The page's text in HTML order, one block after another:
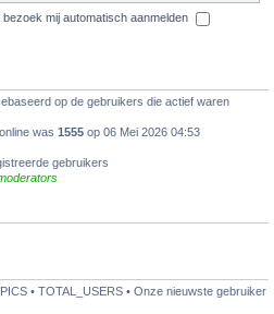
bezoek mij automatisch aanmelden
op de gebruikers die actief waren
was 1555 op 06 Mei 2026 04:53
gebruikers
• TOTAL_USERS • Onze nieuwste gebruiker